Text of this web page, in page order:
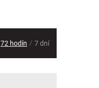
72 hodín / 7 dní